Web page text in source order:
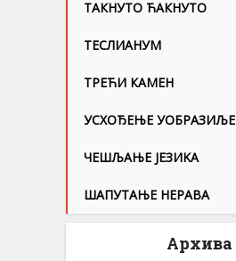
ТАКНУТО ЋАКНУТО
ТЕСЛИАНУМ
ТРЕЋИ КАМЕН
УСХОЂЕЊЕ УОБРАЗИЉЕ
ЧЕШЉАЊЕ ЈЕЗИKА
ШАПУТАЊЕ НЕРАВА
Архива